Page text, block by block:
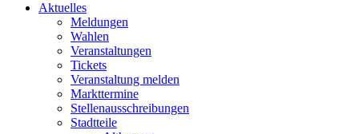
Aktuelles
Meldungen
Wahlen
Veranstaltungen
Tickets
Veranstaltung melden
Markttermine
Stellenausschreibungen
Stadtteile